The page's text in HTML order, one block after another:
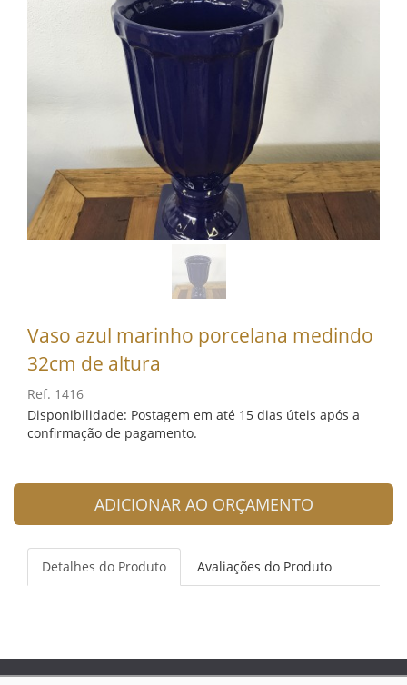
Vaso azul marinho porcelana medindo
32cm de altura
Ref. 1416
Disponibilidade: Postagem em até 15 dias úteis após a
confirmação de pagamento.
ADICIONAR AO ORÇAMENTO
Detalhes do Produto Avaliações do Produto